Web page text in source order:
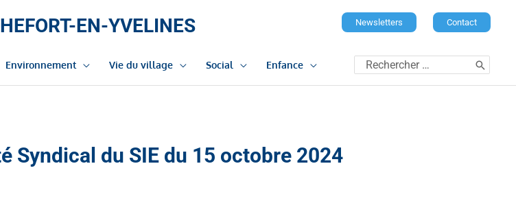
EN-YVELINES Newsletters Contact
Environnement Vie du village Social Enfance Rechercher:
Syndical du SIE du 15 octobre 2024